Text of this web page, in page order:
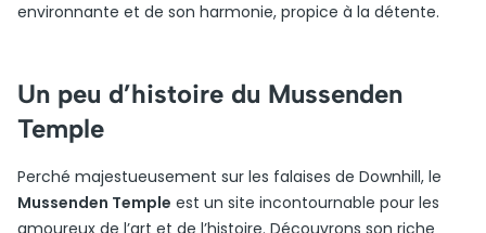
environnante et de son harmonie, propice à la détente.
Un peu d’histoire du Mussenden
Temple
Perché majestueusement sur les falaises de Downhill, le
Mussenden Temple est un site incontournable pour les
amoureux de l’art et de l’histoire. Découvrons son riche